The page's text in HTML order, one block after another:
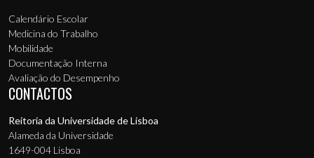
Calendário Escolar
Medicina do Trabalho
Mobilidade
Documentação Interna
Avaliação do Desempenho
CONTACTOS
Reitoria da Universidade de Lisboa
Alameda da Universidade
1649-004 Lisboa